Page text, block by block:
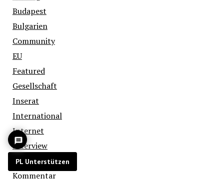
Budapest
Bulgarien
Community
EU
Featured
Gesellschaft
Inserat
International
Internet
Interview
Kino
Kommentar
PL Unterstützen